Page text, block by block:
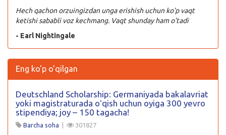
Hech qachon orzuingizdan unga erishish uchun ko’p vaqt
ketishi sababli voz kechmang. Vaqt shunday ham o’tadi
- Earl Nightingale
Eng ko'p o'qilgan
Deutschland Scholarship: Germaniyada bakalavriat
yoki magistraturada oʻqish uchun oyiga 300 yevro
stipendiya; joy – 150 tagacha!
Barcha soha | 301827